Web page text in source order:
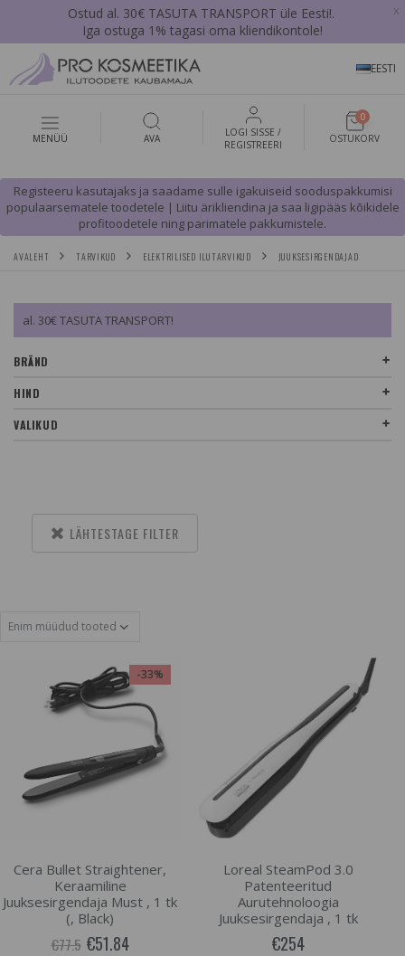
Ostud al. 30€ TASUTA TRANSPORT üle Eesti!.
Iga ostuga 1% tagasi oma kliendikontole!
x
EESTI
MENÜÜ AVA
LOGI SISSE /
REGISTREERI
0
OSTUKORV
Registeeru kasutajaks ja saadame sulle igakuiseid sooduspakkumisi
populaarsematele toodetele | Liitu ärikliendina ja saa ligipääs kõikidele
profitoodetele ning parimatele pakkumistele.
AVALEHT TARVIKUD ELEKTRILISED ILUTARVIKUD JUUKSESIRGENDAJAD
al. 30€ TASUTA TRANSPORT!
BRÄND
HIND
VALIKUD
LÄHTESTAGE FILTER
-33%
Cera Bullet Straightener,
Keraamiline
Juuksesirgendaja Must , 1 tk
(, Black)
€77.5 €51.84
Loreal SteamPod 3.0
Patenteeritud
Aurutehnoloogia
Juuksesirgendaja , 1 tk
€254